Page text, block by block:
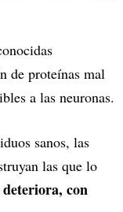
de proteínas mal
a las neuronas.
sanos, las
las que lo
deteriora, con